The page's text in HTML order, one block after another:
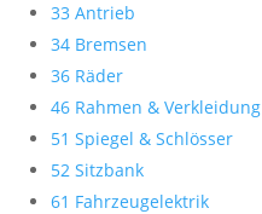
33 Antrieb
34 Bremsen
36 Räder
46 Rahmen & Verkleidung
51 Spiegel & Schlösser
52 Sitzbank
61 Fahrzeugelektrik